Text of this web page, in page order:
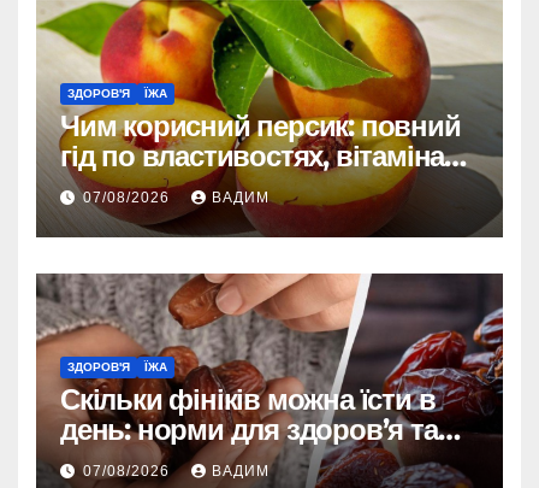
ЗДОРОВ'Я ЇЖА
Чим корисний персик: повний
гід по властивостях, вітамінах і
впливі на організм
07/08/2026 ВАДИМ
ЗДОРОВ'Я ЇЖА
Скільки фініків можна їсти в
день: норми для здоров’я та
енергії
07/08/2026 ВАДИМ